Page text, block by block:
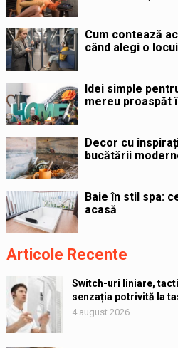
Cum contează
când alegi o
Idei simple
mereu proaspăt
Decor cu
bucătării
Baie în stil spa:
acasă
Articole Recente
Switch-uri liniare,
senzația potrivită la
4 august 2026